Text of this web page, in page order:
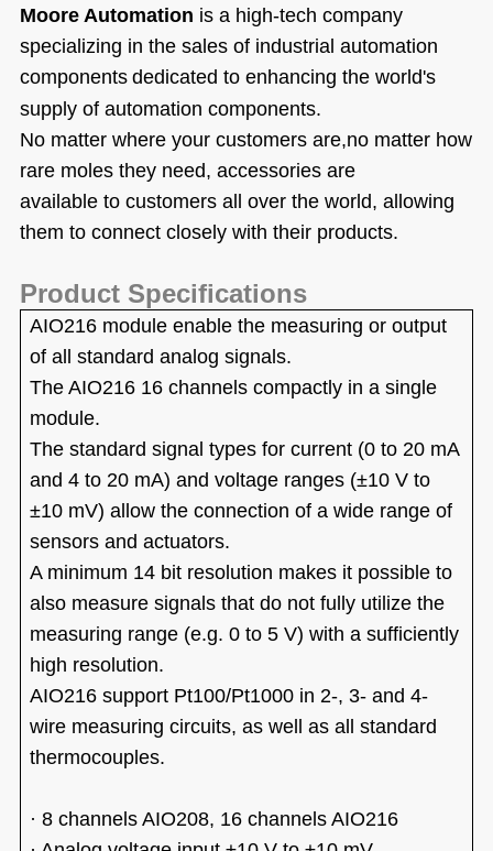
Moore Automation is a high-tech company
specializing in the sales of industrial automation
components dedicated to enhancing the world's
supply of automation components.
No matter where your customers are,no matter how
rare moles they need, accessories are
available to customers all over the world, allowing
them to connect closely with their products.
Product Specifications
AIO216 module enable the measuring or output
of all standard analog signals.
The AIO216 16 channels compactly in a single
module.
The standard signal types for current (0 to 20 mA
and 4 to 20 mA) and voltage ranges (±10 V to
±10 mV) allow the connection of a wide range of
sensors and actuators.
A minimum 14 bit resolution makes it possible to
also measure signals that do not fully utilize the
measuring range (e.g. 0 to 5 V) with a sufficiently
high resolution.
AIO216 support Pt100/Pt1000 in 2-, 3- and 4-
wire measuring circuits, as well as all standard
thermocouples.
· 8 channels AIO208, 16 channels AIO216